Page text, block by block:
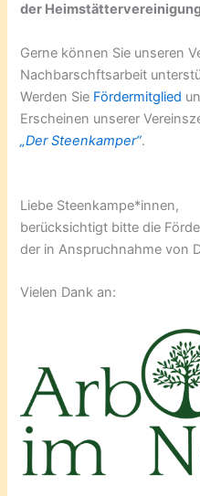
der
Gerne können Sie unseren
Nachbarschftsarbeit
Werden Sie Fördermitglied
Erscheinen unserer
„Der Steenkamper“.
Liebe Steenkampe*innen,
berücksichtigt bitte die
der in Anspruchnahme von
Vielen Dank an: